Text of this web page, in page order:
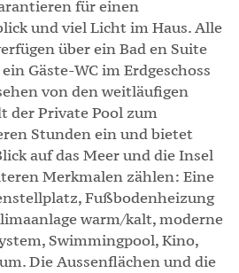
für einen
und viel Licht im Haus. Alle
über ein Bad en Suite
Gäste-WC im Erdgeschoss
von den weitläufigen
der Private Pool zum
Stunden ein und bietet
auf das Meer und die Insel
Merkmalen zählen: Eine
Fußbodenheizung
warm/kalt, moderne
Swimmingpool, Kino,
Die Aussenflächen und die